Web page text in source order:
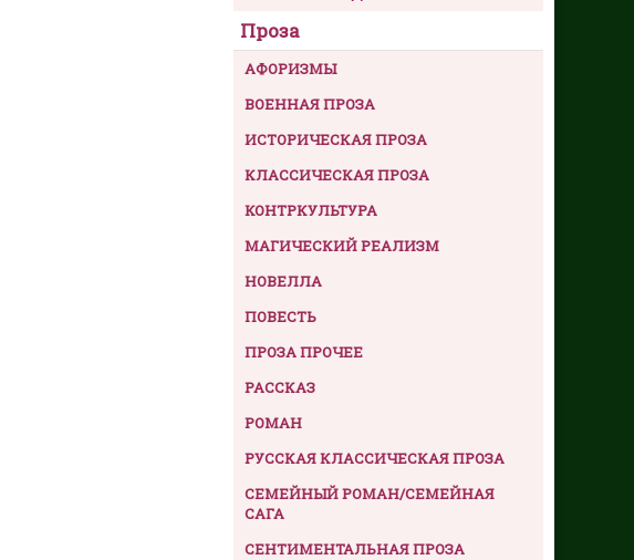
Проза
АФОРИЗМЫ
ВОЕННАЯ ПРОЗА
ИСТОРИЧЕСКАЯ ПРОЗА
КЛАССИЧЕСКАЯ ПРОЗА
КОНТРКУЛЬТУРА
МАГИЧЕСКИЙ РЕАЛИЗМ
НОВЕЛЛА
ПОВЕСТЬ
ПРОЗА ПРОЧЕЕ
РАССКАЗ
РОМАН
РУССКАЯ КЛАССИЧЕСКАЯ ПРОЗА
СЕМЕЙНЫЙ РОМАН/СЕМЕЙНАЯ
САГА
СЕНТИМЕНТАЛЬНАЯ ПРОЗА